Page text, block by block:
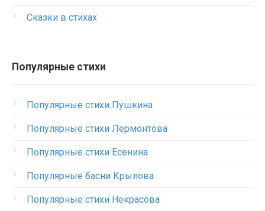
Сказки в стихах
Популярные стихи
Популярные стихи Пушкина
Популярные стихи Лермонтова
Популярные стихи Есенина
Популярные басни Крылова
Популярные стихи Некрасова